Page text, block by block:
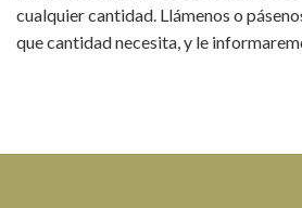
cualquier cantidad. Llámenos o
que cantidad necesita, y le